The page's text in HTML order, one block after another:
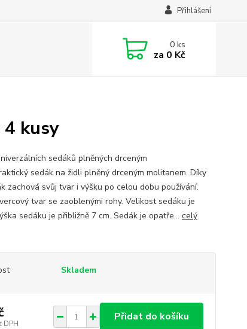
Přihlášení
0ks
za 0 Kč
kusy
sedáků plněných drceným
sedák na židli plněný drceným molitanem. Díky
zachová svůj tvar i výšku po celou dobu používání.
tvar se zaoblenými rohy. Velikost sedáku je
sedáku je přibližně 7 cm. Sedák je opatře... celý
Skladem
DPH
Přidat do košíku